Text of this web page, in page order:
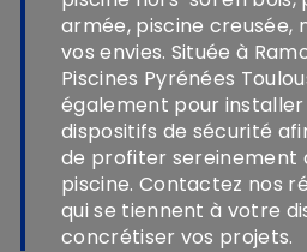
armée, piscine creusée,
vos envies. Située à
Piscines Pyrénées
également pour
dispositifs de sécurité
de profiter sereinement
piscine. Contactez nos
qui se tiennent à votre
concrétiser vos projets.